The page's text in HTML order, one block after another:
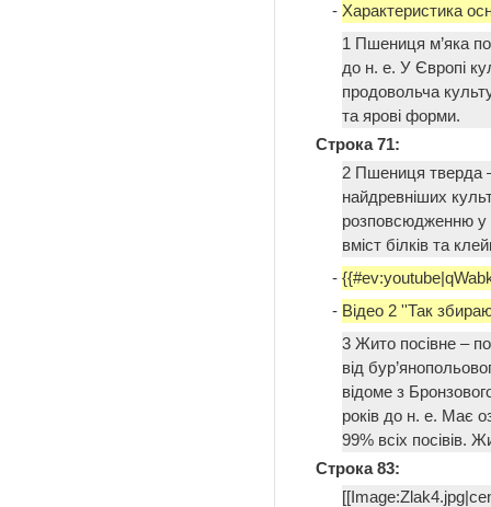
- Характеристика
1 Пшениця м’яка
до н. е. У Європі
продовольча
та ярові форми.
Строка 71:
2 Пшениця тверда
найдревніших
розповсюдженню у
вміст білків та
-
- Відео 2 ''Так
3 Жито посівне –
від
відоме з
років до н. е. Має
99% всіх посівів.
Строка 83: